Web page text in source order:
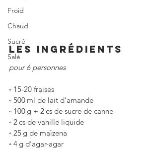
Froid
Chaud
Sucré
Salé
LES INGRÉDIENTS
pour 6 personnes
◦ 15-20 fraises
◦ 500 ml de lait d’amande
◦ 100 g + 2 cs de sucre de canne
◦ 2 cs de vanille liquide
◦ 25 g de maïzena
◦ 4 g d’agar-agar